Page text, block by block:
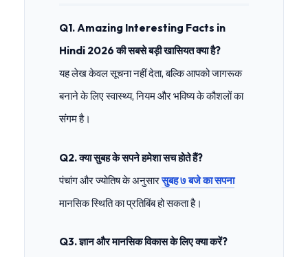
Q1. Amazing Interesting Facts in
Hindi 2026 की सबसे बड़ी खासियत क्या है?
यह लेख केवल सूचना नहीं देता, बल्कि आपको जागरूक
बनाने के लिए स्वास्थ्य, नियम और भविष्य के कौशलों का
संगम है।
Q2. क्या सुबह के सपने हमेशा सच होते हैं?
पंचांग और ज्योतिष के अनुसारसुबह ७ बजे का सपना
मानसिक स्थिति का प्रतिबिंब हो सकता है।
Q3. ज्ञान और मानसिक विकास के लिए क्या करें?